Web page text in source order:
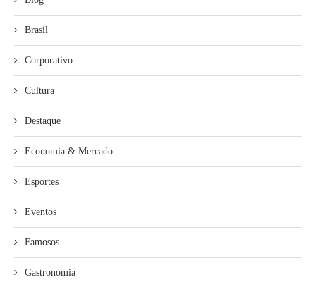
Brasil
Corporativo
Cultura
Destaque
Economia & Mercado
Esportes
Eventos
Famosos
Gastronomia